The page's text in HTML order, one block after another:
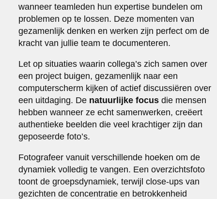
wanneer teamleden hun expertise bundelen om
problemen op te lossen. Deze momenten van
gezamenlijk denken en werken zijn perfect om de
kracht van jullie team te documenteren.
Let op situaties waarin collega’s zich samen over
een project buigen, gezamenlijk naar een
computerscherm kijken of actief discussiëren over
een uitdaging. De natuurlijke focus die mensen
hebben wanneer ze echt samenwerken, creëert
authentieke beelden die veel krachtiger zijn dan
geposeerde foto’s.
Fotografeer vanuit verschillende hoeken om de
dynamiek volledig te vangen. Een overzichtsfoto
toont de groepsdynamiek, terwijl close-ups van
gezichten de concentratie en betrokkenheid